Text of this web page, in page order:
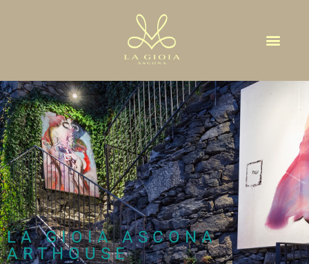
GALLERIA
ALL’APERTO
LA GIOIA ASCONA
ARTHOUSE